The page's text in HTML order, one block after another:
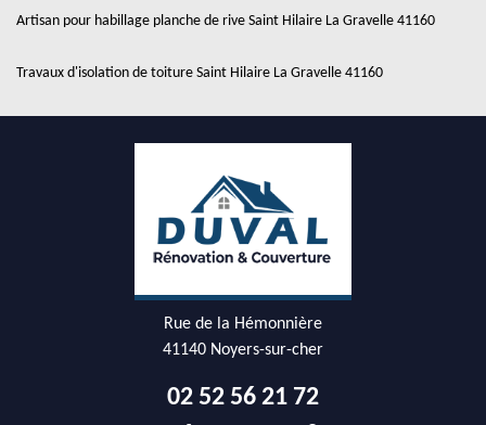
Artisan pour habillage planche de rive Saint Hilaire La Gravelle 41160
Travaux d'isolation de toiture Saint Hilaire La Gravelle 41160
Rue de la Hémonnière
41140 Noyers-sur-cher
02 52 56 21 72